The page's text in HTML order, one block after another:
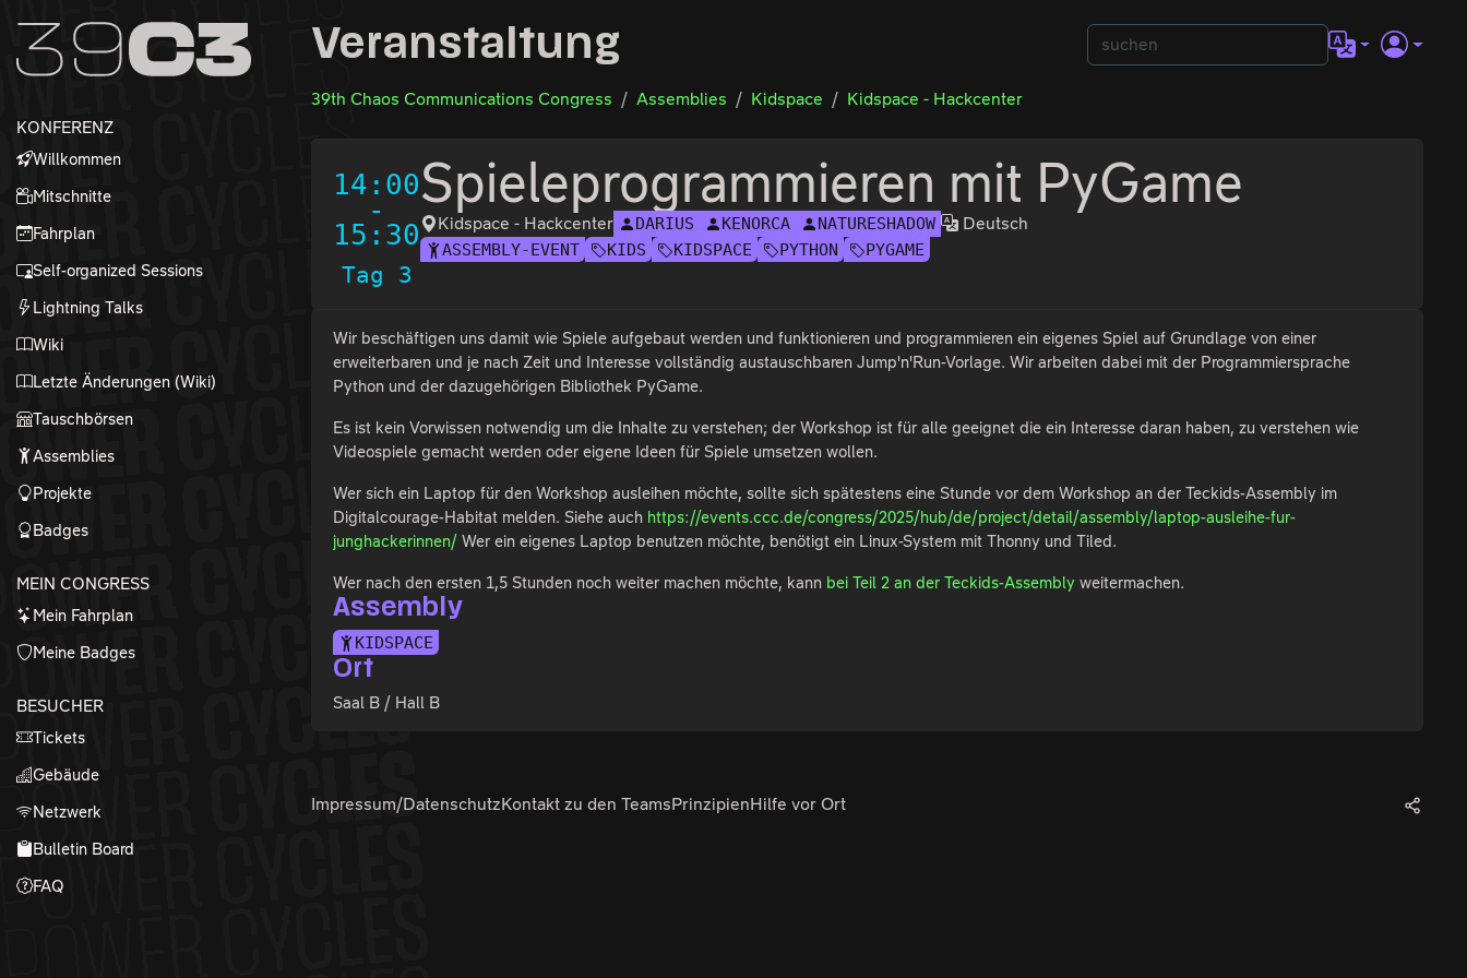
Zum Inhalt
Zum Footer
KONFERENZ
Willkommen
Mitschnitte
Fahrplan
Self-organized Sessions
Lightning Talks
Wiki
Letzte Änderungen (Wiki)
Tauschbörsen
Assemblies
Projekte
Badges
MEIN CONGRESS
Mein Fahrplan
Meine Badges
BESUCHER
Tickets
Gebäude
Netzwerk
Bulletin Board
FAQ
Veranstaltung
39th Chaos Communications Congress Assemblies Kidspace Kidspace - Hackcenter
14:00
-
15:30
Tag 3
Spieleprogrammieren mit PyGame
Kidspace - Hackcenter DARIUS KENORCA NATURESHADOW Deutsch
ASSEMBLY-EVENT KIDS KIDSPACE PYTHON PYGAME
Wir beschäftigen uns damit wie Spiele aufgebaut werden und funktionieren und programmieren ein eigenes Spiel auf Grundlage von einer
erweiterbaren und je nach Zeit und Interesse vollständig austauschbaren Jump'n'Run-Vorlage. Wir arbeiten dabei mit der Programmiersprache
Python und der dazugehörigen Bibliothek PyGame.
Es ist kein Vorwissen notwendig um die Inhalte zu verstehen; der Workshop ist für alle geeignet die ein Interesse daran haben, zu verstehen wie
Videospiele gemacht werden oder eigene Ideen für Spiele umsetzen wollen.
Wer sich ein Laptop für den Workshop ausleihen möchte, sollte sich spätestens eine Stunde vor dem Workshop an der Teckids-Assembly im
Digitalcourage-Habitat melden. Siehe auch https://events.ccc.de/congress/2025/hub/de/project/detail/assembly/laptop-ausleihe-fur-
junghackerinnen/ Wer ein eigenes Laptop benutzen möchte, benötigt ein Linux-System mit Thonny und Tiled.
Wer nach den ersten 1,5 Stunden noch weiter machen möchte, kann bei Teil 2 an der Teckids-Assembly weitermachen.
Assembly
KIDSPACE
Ort
Saal B / Hall B
Impressum/DatenschutzKontakt zu den TeamsPrinzipienHilfe vor Ort